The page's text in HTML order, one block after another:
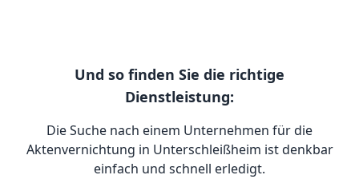
Und so finden Sie die richtige
Dienstleistung:
Die Suche nach einem Unternehmen für die
Aktenvernichtung in Unterschleißheim ist denkbar
einfach und schnell erledigt.